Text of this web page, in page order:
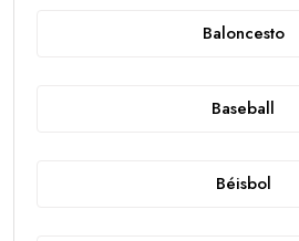
Baloncesto
Baseball
Béisbol